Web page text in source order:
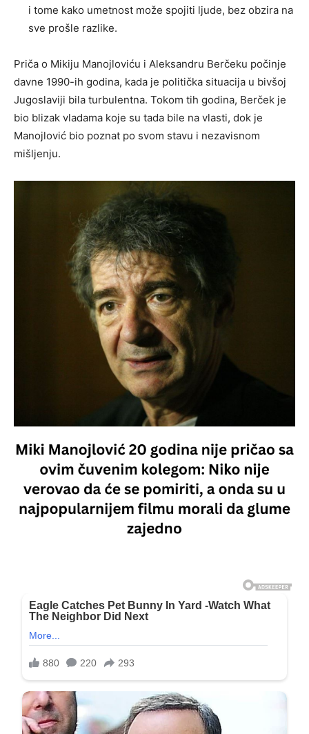
i tome kako umetnost može spojiti ljude, bez obzira na
sve prošle razlike.
Priča o Mikiju Manojloviću i Aleksandru Berčeku počinje
davne 1990-ih godina, kada je politička situacija u bivšoj
Jugoslaviji bila turbulentna. Tokom tih godina, Berček je
bio blizak vladama koje su tada bile na vlasti, dok je
Manojlović bio poznat po svom stavu i nezavisnom
mišljenju.